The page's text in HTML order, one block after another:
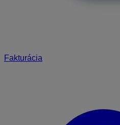
Fakturácia